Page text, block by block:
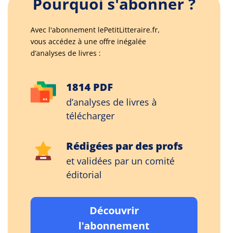
Avec l'abonnement lePetitLitteraire.fr,
vous accédez à une offre inégalée
d’analyses de livres :
1814 PDF
d’analyses de livres à
télécharger
Rédigées par des profs
et validées par un comité
éditorial
Découvrir
l'abonnement